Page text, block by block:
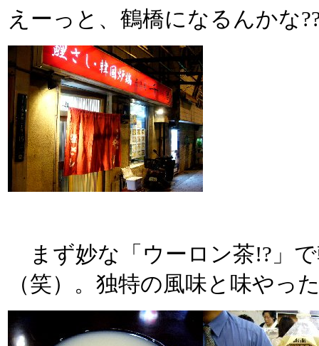
えーっと、鶴橋になるんかな
まず妙な「ウーロン茶!?」
（笑）。独特の風味と味やっ